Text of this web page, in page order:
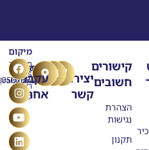
קישורים
חשובים
הצהרת
נגישות
תקנון
יצירת
קשר
טלפון
0507875558
דוא"ל
ask@raisman.ac
מיקום
מרילנד
5
ראשון
לציון
עקבו
אחרינו
F
a
c
e
o
o
I
n
s
t
g
m
Y
o
u
t
b
e
L
i
n
k
d
T
i
k
t